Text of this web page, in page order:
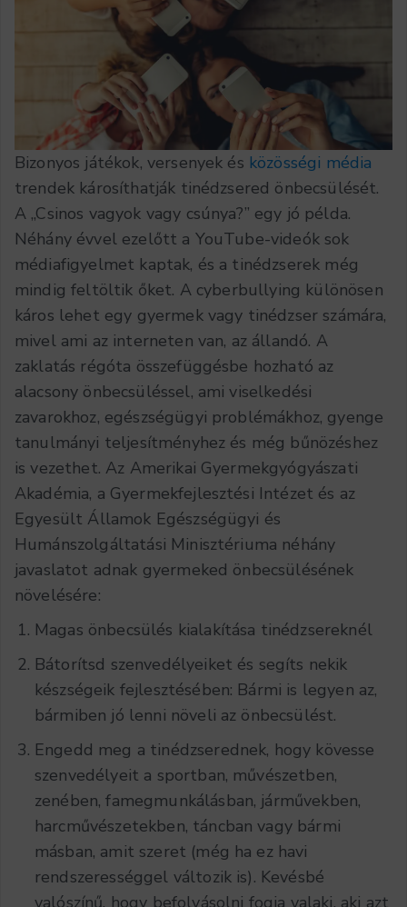
Bizonyos játékok, versenyek és közösségi média
trendek károsíthatják tinédzsered önbecsülését.
A „Csinos vagyok vagy csúnya?” egy jó példa.
Néhány évvel ezelőtt a YouTube-videók sok
médiafigyelmet kaptak, és a tinédzserek még
mindig feltöltik őket. A cyberbullying különösen
káros lehet egy gyermek vagy tinédzser számára,
mivel ami az interneten van, az állandó. A
zaklatás régóta összefüggésbe hozható az
alacsony önbecsüléssel, ami viselkedési
zavarokhoz, egészségügyi problémákhoz, gyenge
tanulmányi teljesítményhez és még bűnözéshez
is vezethet. Az Amerikai Gyermekgyógyászati
Akadémia, a Gyermekfejlesztési Intézet és az
Egyesült Államok Egészségügyi és
Humánszolgáltatási Minisztériuma néhány
javaslatot adnak gyermeked önbecsülésének
növelésére:
Magas önbecsülés kialakítása tinédzsereknél
Bátorítsd szenvedélyeiket és segíts nekik
készségeik fejlesztésében: Bármi is legyen az,
bármiben jó lenni növeli az önbecsülést.
Engedd meg a tinédzserednek, hogy kövesse
szenvedélyeit a sportban, művészetben,
zenében, famegmunkálásban, járművekben,
harcművészetekben, táncban vagy bármi
másban, amit szeret (még ha ez havi
rendszerességgel változik is). Kevésbé
valószínű, hogy befolyásolni fogja valaki, aki azt